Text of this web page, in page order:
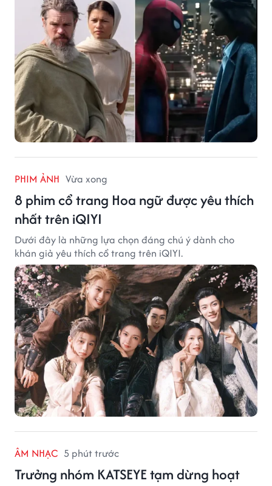
PHIM ẢNH Vừa xong
8 phim cổ trang Hoa ngữ được yêu thích
nhất trên iQIYI
Dưới đây là những lựa chọn đáng chú ý dành cho
khán giả yêu thích cổ trang trên iQIYI.
ÂM NHẠC 5 phút trước
Trưởng nhóm KATSEYE tạm dừng hoạt